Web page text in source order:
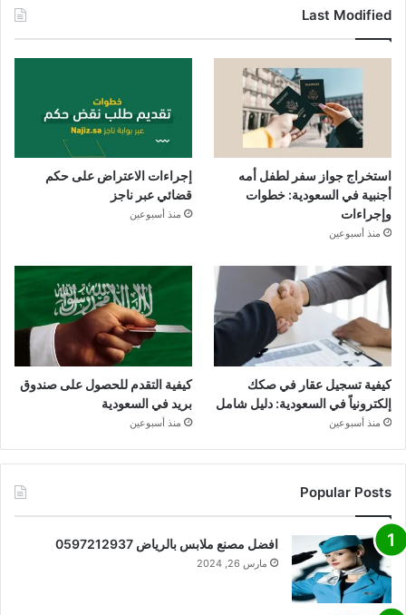
Last Modified
استخراج جواز سفر لطفل أمه
أجنبية في السعودية: خطوات
وإجراءات
منذ أسبوعين
إجراءات الاعتراض على حكم
قضائي عبر ناجز
منذ أسبوعين
كيفية تسجيل عقار في صكك
إلكترونياً في السعودية: دليل شامل
منذ أسبوعين
كيفية التقدم للحصول على صندوق
بريد في السعودية
منذ أسبوعين
Popular Posts
افضل مصنع ملابس بالرياض 0597212937
مارس 26, 2024